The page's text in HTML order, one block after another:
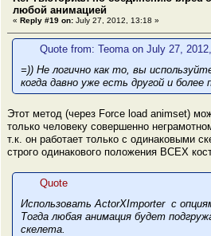
любой анимацией
« Reply #19 on: July 27, 2012, 13:18 »
Quote from: Teoma on July 27,
=)) Не логично как то, вы
когда давно уже есть другой и более
Этот метод (через Force load animset)
только человеку совершенно
т.к. он работает только с одинаковыми
строго одинакового положения ВСЕХ
Quote
Использовать ActorXImporter с
Тогда любая анимация будет
скелета.